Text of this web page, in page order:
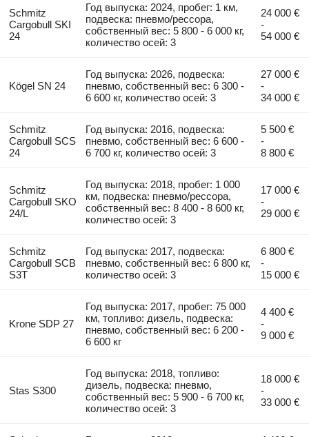
Schmitz
Cargobull SKI
24
Год выпуска: 2024, пробег: 1 км,
подвеска: пневмо/рессора,
собственный вес: 5 800 - 6 000 кг,
количество осей: 3
24 000 €
-
54 000 €
Kögel SN 24
Год выпуска: 2026, подвеска:
пневмо, собственный вес: 6 300 -
6 600 кг, количество осей: 3
27 000 €
-
34 000 €
Schmitz
Cargobull SCS
24
Год выпуска: 2016, подвеска:
пневмо, собственный вес: 6 600 -
6 700 кг, количество осей: 3
5 500 €
-
8 800 €
Schmitz
Cargobull SKO
24/L
Год выпуска: 2018, пробег: 1 000
км, подвеска: пневмо/рессора,
собственный вес: 8 400 - 8 600 кг,
количество осей: 3
17 000 €
-
29 000 €
Schmitz
Cargobull SCB
S3T
Год выпуска: 2017, подвеска:
пневмо, собственный вес: 6 800 кг,
количество осей: 3
6 800 €
-
15 000 €
Krone SDP 27
Год выпуска: 2017, пробег: 75 000
км, топливо: дизель, подвеска:
пневмо, собственный вес: 6 200 -
6 600 кг
4 400 €
-
9 000 €
Stas S300
Год выпуска: 2018, топливо:
дизель, подвеска: пневмо,
собственный вес: 5 900 - 6 700 кг,
количество осей: 3
18 000 €
-
33 000 €